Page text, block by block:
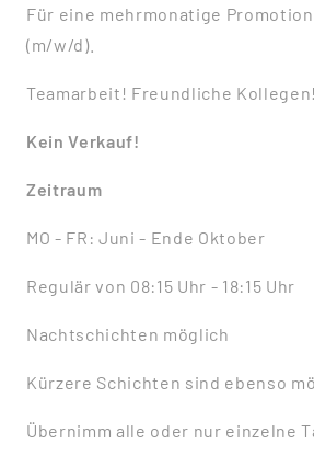
Für eine mehrmonatige
(m/w/d).
Teamarbeit! Freundliche
Kein Verkauf!
Zeitraum
MO - FR: Juni - Ende Oktober
Regulär von 08:15 Uhr - 18:15 Uhr
Nachtschichten möglich
Kürzere Schichten sind ebenso
Übernimm alle oder nur einzelne